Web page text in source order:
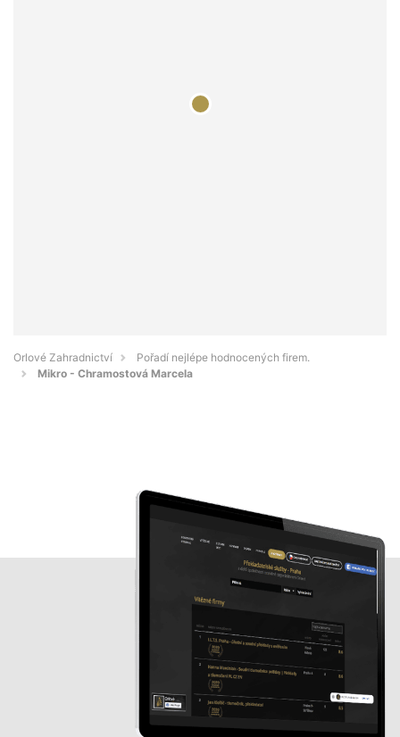
Orlové Zahradnictví
Pořadí nejlépe hodnocených firem.
Mikro - Chramostová Marcela